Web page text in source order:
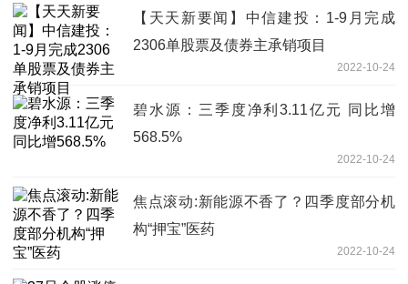
【天天新要闻】中信建投：1-9月完成
2306单股票及债券主承销项目
2022-10-24
碧水源：三季度净利3.11亿元 同比增
568.5%
2022-10-24
焦点滚动:新能源不香了？四季度部分机
构“押宝”医药
2022-10-24